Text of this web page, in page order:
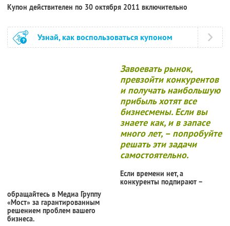
Купон действителен по 30 октября 2011 включительно
Узнай, как воспользоваться купоном
Завоевать рынок,
превзойти конкурентов
и получать наибольшую
прибыль хотят все
бизнесмены. Если вы
знаете как, и в запасе
много лет, – попробуйте
решать эти задачи
самостоятельно.
Если времени нет, а
конкуренты подпирают –
обращайтесь в Медиа Группу
«Мост» за гарантированным
решением проблем вашего
бизнеса.